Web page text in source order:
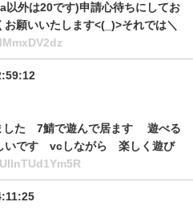
以外は20です)申請心待ちにしてお
お願いいたします<(_)>それでは＼
した 7鯖で遊んで居ます 遊べる
いです vcしながら 楽しく遊び